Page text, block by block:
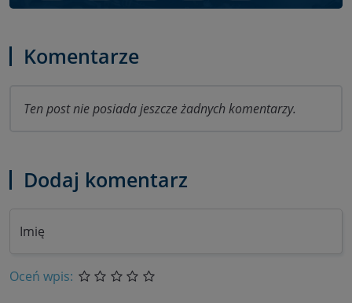
Komentarze
Ten post nie posiada jeszcze żadnych komentarzy.
Dodaj komentarz
Imię
Oceń wpis: